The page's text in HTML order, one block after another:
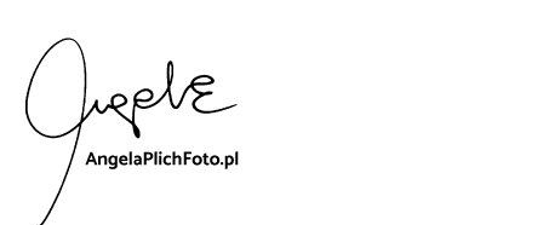
content